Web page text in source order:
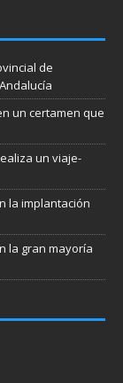
de
un certamen que
un viaje-
la implantación
la gran mayoría